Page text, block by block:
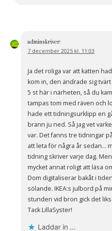
adminskriver:
7 december 2025 kl. 11:03
Ja det roliga var att katten
kom in, den ändrade sig
5 st här i närheten, så du
tampas tom med räven och
hade ett tidningsurklipp en
brann ju ned. Så jag vet
var. Det fanns tre tidningar
att leta för några år sedan…
tidning skriver varje dag.
mycket annat roligt att läsa
Dom digitaliserar bakåt i
sölande. IKEA:s julbord på
stunden vid bron gick det
Tack LillaSyster!
Laddar in …